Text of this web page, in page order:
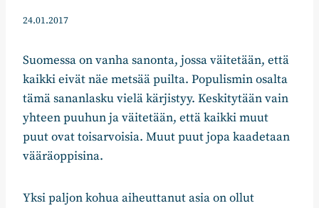
24.01.2017
Suomessa on vanha sanonta, jossa väitetään, että
kaikki eivät näe metsää puilta. Populismin osalta
tämä sananlasku vielä kärjistyy. Keskitytään vain
yhteen puuhun ja väitetään, että kaikki muut
puut ovat toisarvoisia. Muut puut jopa kaadetaan
vääräoppisina.
Yksi paljon kohua aiheuttanut asia on ollut